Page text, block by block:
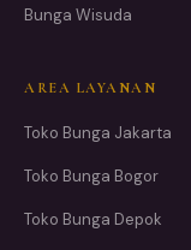
Bunga Wisuda
AREA LAYANAN
Toko Bunga Jakarta
Toko Bunga Bogor
Toko Bunga Depok